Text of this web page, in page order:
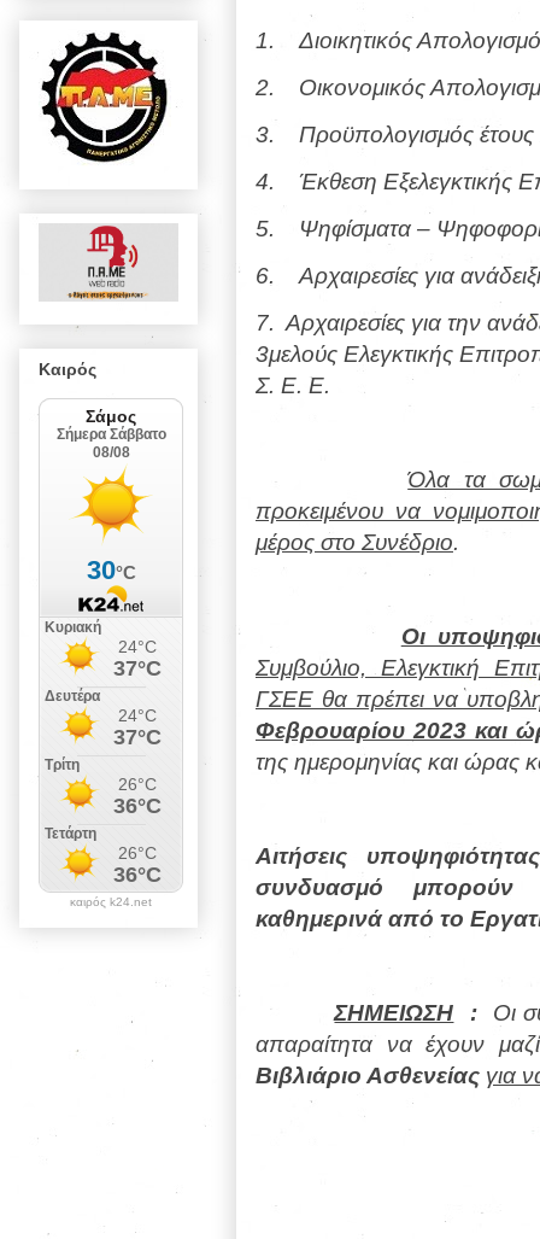
1.
Διοικητικός
2.
Οικονομικός
3.
Προϋπολογισμός
4.
Έκθεση Εξελεγκτικής
5.
Ψηφίσματα –
6.
Αρχαιρεσίες για
7. Αρχαιρεσίες για την
3μελούς Ελεγκτικής
Σ. Ε. Ε.
Όλα τα
προκειμένου να
μέρος στο Συνέδριο.
Οι
Συμβούλιο, Ελεγκτική
ΓΣΕΕ θα πρέπει να
Φεβρουαρίου 2023 και
της ημερομηνίας και ώρας
Αιτήσεις
συνδυασμό μπορούν
καθημερινά από το
ΣΗΜΕΙΩΣΗ :
Οι
απαραίτητα να έχουν
Βιβλιάριο Ασθενείας για
Καιρός
καιρός k24.net